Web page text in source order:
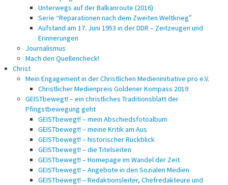
Unterwegs auf der Balkanroute (2016)
Serie “Reparationen nach dem Zweiten Weltkrieg”
Aufstand am 17. Juni 1953 in der DDR – Zeitzeugen und
Erinnerungen
Journalismus
Mach den Quellencheck!
Christ
Mein Engagement in der Christlichen Medieninitiative pro e.V.
Christlicher Medienpreis Goldener Kompass 2019
GEISTbewegt! – ein christliches Traditionsblatt der
Pfingstbewegung geht
GEISTbewegt! – mein Abschiedsfotoalbum
GEISTbewegt! – meine Kritik am Aus
GEISTbewegt! – historischer Rückblick
GEISTbewegt! – die Titelseiten
GEISTbewegt! – Homepage im Wandel der Zeit
GEISTbewegt! – Angebote in den Sozialen Medien
GEISTbewegt! – Redaktionsleiter, Chefredakteure und